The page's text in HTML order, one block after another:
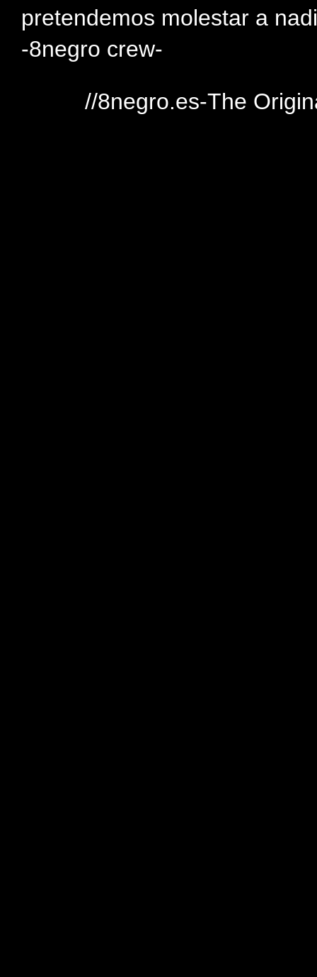
pretendemos molestar a
-8negro crew-
//8negro.es-The